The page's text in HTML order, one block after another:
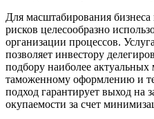
Для масштабирования
рисков целесообразно
организации процессов. Услуга
позволяет инвестору
подбору наиболее
таможенному оформлению и
подход гарантирует выход на
окупаемости за счет